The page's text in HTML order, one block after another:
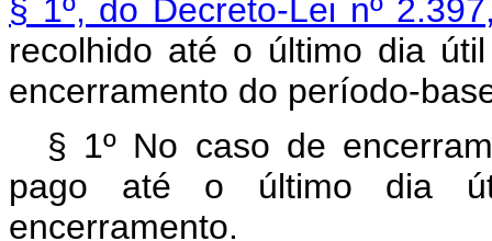
§ 1º, do Decreto-Lei nº
recolhido até o último dia
encerramento do período-
§ 1º No caso de
pago até o último dia
encerramento.